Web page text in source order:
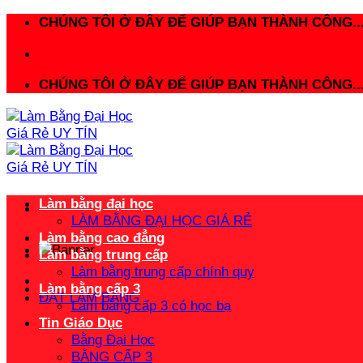
CHÚNG TÔI Ở ĐÂY ĐỂ GIÚP BẠN THÀNH
CHÚNG TÔI Ở ĐÂY ĐỂ GIÚP BẠN THÀNH
ĐẶT LÀM BẰNG
Làm bằng đại học
LÀM BẰNG ĐẠI HỌC GIÁ RẺ
Làm bằng cao đẳng
Làm bằng trung cấp
Làm bằng trung cấp chính quy
Làm bằng cấp 3
Làm bằng cấp 3 có học bạ
Tin Giáo Dục
Bằng Đại Học
BẰNG CẤP 3